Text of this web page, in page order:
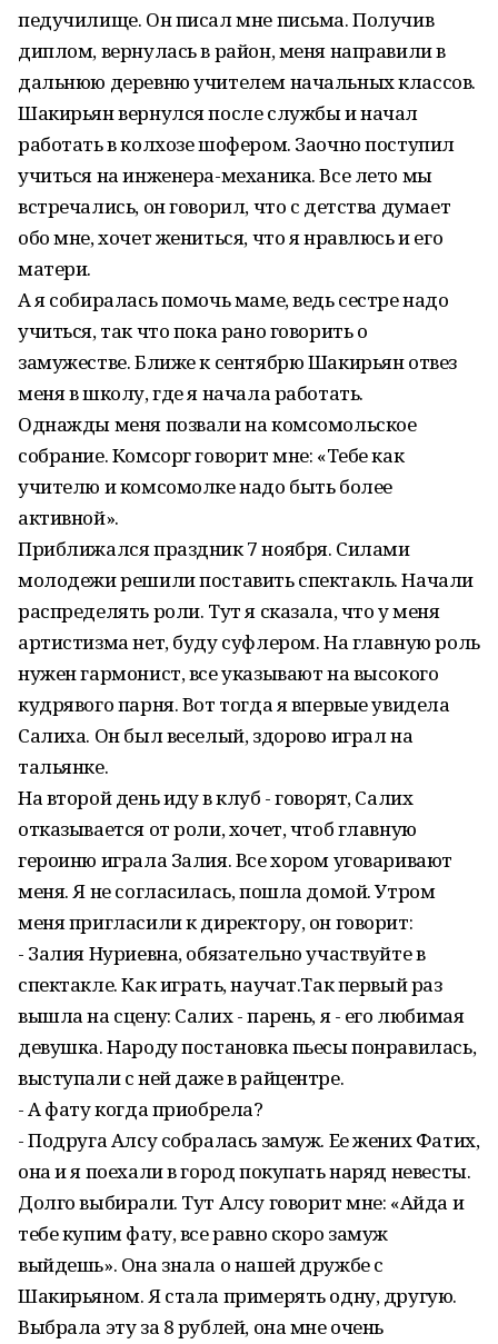
педучилище. Он писал мне письма. Получив
диплом, вернулась в район, меня направили в
дальнюю деревню учителем начальных классов.
Шакирьян вернулся после службы и начал
работать в колхозе шофером. Заочно поступил
учиться на инженера-механика. Все лето мы
встречались, он говорил, что с детства думает
обо мне, хочет жениться, что я нравлюсь и его
матери.
А я собиралась помочь маме, ведь сестре надо
учиться, так что пока рано говорить о
замужестве. Ближе к сентябрю Шакирьян отвез
меня в школу, где я начала работать.
Однажды меня позвали на комсомольское
собрание. Комсорг говорит мне: «Тебе как
учителю и комсомолке надо быть более
активной».
Приближался праздник 7 ноября. Силами
молодежи решили поставить спектакль. Начали
распределять роли. Тут я сказала, что у меня
артистизма нет, буду суфлером. На главную роль
нужен гармонист, все указывают на высокого
кудрявого парня. Вот тогда я впервые увидела
Салиха. Он был веселый, здорово играл на
тальянке.
На второй день иду в клуб - говорят, Салих
отказывается от роли, хочет, чтоб главную
героиню играла Залия. Все хором уговаривают
меня. Я не согласилась, пошла домой. Утром
меня пригласили к директору, он говорит:
- Залия Нуриевна, обязательно уча­ствуйте в
спектакле. Как играть, научат.Так первый раз
вышла на сцену: Салих - парень, я - его любимая
девушка. Народу постановка пьесы понравилась,
выступали с ней даже в райцентре.
- А фату когда приобрела?
- Подруга Алсу собралась замуж. Ее жених Фатих,
она и я поехали в город покупать наряд невесты.
Долго выбирали. Тут Алсу говорит мне: «Айда и
тебе купим фату, все равно скоро замуж
выйдешь». Она знала о нашей дружбе с
Шакирьяном. Я стала примерять одну, другую.
Выбрала эту за 8 рублей, она мне очень